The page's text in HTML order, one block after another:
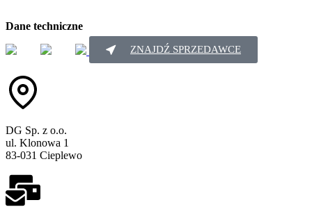
Dane techniczne
ZNAJDŹ SPRZEDAWCE
DG Sp. z o.o.
ul. Klonowa 1
83-031 Cieplewo